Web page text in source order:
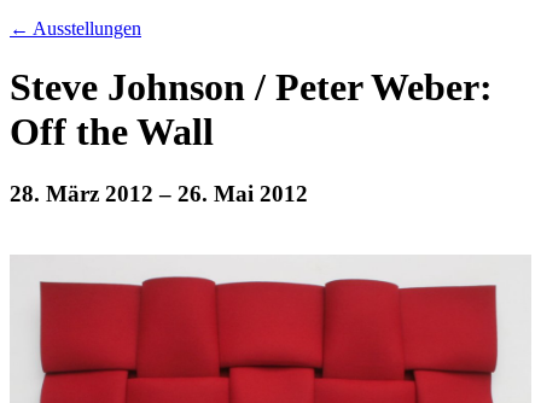
← Ausstellungen
Steve Johnson / Peter Weber:
Off the Wall
28. März 2012 – 26. Mai 2012